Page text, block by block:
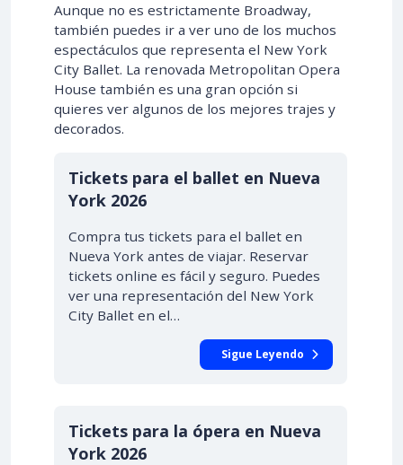
Aunque no es estrictamente Broadway,
también puedes ir a ver uno de los muchos
espectáculos que representa el New York
City Ballet. La renovada Metropolitan Opera
House también es una gran opción si
quieres ver algunos de los mejores trajes y
decorados.
Tickets para el ballet en Nueva
York 2026
Compra tus tickets para el ballet en
Nueva York antes de viajar. Reservar
tickets online es fácil y seguro. Puedes
ver una representación del New York
City Ballet en el…
Sigue Leyendo
DESDE $56.00
Tickets para la ópera en Nueva
York 2026